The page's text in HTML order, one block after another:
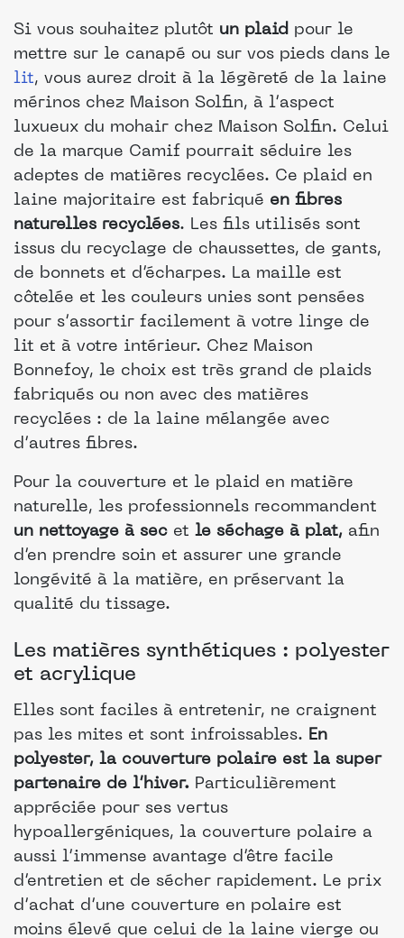
Si vous souhaitez plutôt un plaid pour le
mettre sur le canapé ou sur vos pieds dans le
lit, vous aurez droit à la légèreté de la laine
mérinos chez Maison Solfin, à l’aspect
luxueux du mohair chez Maison Solfin. Celui
de la marque Camif pourrait séduire les
adeptes de matières recyclées. Ce plaid en
laine majoritaire est fabriqué en fibres
naturelles recyclées. Les fils utilisés sont
issus du recyclage de chaussettes, de gants,
de bonnets et d’écharpes. La maille est
côtelée et les couleurs unies sont pensées
pour s’assortir facilement à votre linge de
lit et à votre intérieur. Chez Maison
Bonnefoy, le choix est très grand de plaids
fabriqués ou non avec des matières
recyclées : de la laine mélangée avec
d’autres fibres.
Pour la couverture et le plaid en matière
naturelle, les professionnels recommandent
un nettoyage à sec et le séchage à plat, afin
d’en prendre soin et assurer une grande
longévité à la matière, en préservant la
qualité du tissage.
Les matières synthétiques : polyester
et acrylique
Elles sont faciles à entretenir, ne craignent
pas les mites et sont infroissables. En
polyester, la couverture polaire est la super
partenaire de l’hiver. Particulièrement
appréciée pour ses vertus
hypoallergéniques, la couverture polaire a
aussi l’immense avantage d’être facile
d’entretien et de sécher rapidement. Le prix
d’achat d’une couverture en polaire est
moins élevé que celui de la laine vierge ou